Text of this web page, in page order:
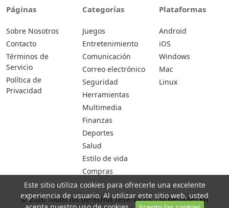
Páginas
Sobre Nosotros
Contacto
Términos de
Servicio
Política de
Privacidad
Categorías
Juegos
Entretenimiento
Comunicación
Correo electrónico
Seguridad
Herramientas
Multimedia
Finanzas
Deportes
Salud
Estilo de vida
Compras
Plataformas
Android
iOS
Windows
Mac
Linux
© 2026 Todos los derechos reservados -Novedades en
Este sitio utiliza cookies para ofrecerle una excelente
experiencia de usuario. Al utilizar este sitio web, usted